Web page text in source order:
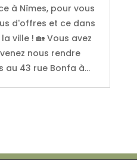
à Nîmes, pour vous
d'offres et ce dans
ville ! 🏡 Vous avez
nous rendre
au 43 rue Bonfa à...